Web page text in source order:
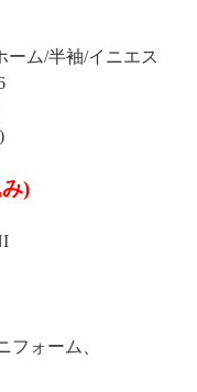
ーム/半袖/イニエス
)
フォーム、